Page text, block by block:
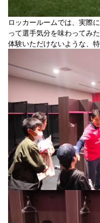
ロッカールームでは、実際
って選手気分を味わってみ
体験いただけないような、